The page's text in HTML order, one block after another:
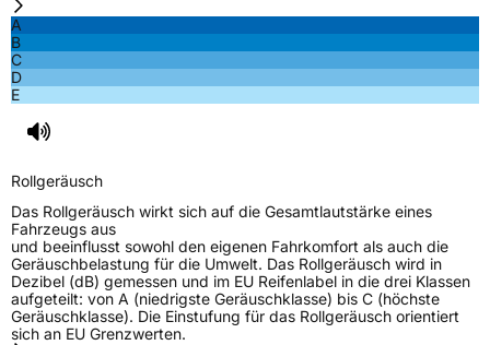
A
B
C
D
E
Rollgeräusch
Das Rollgeräusch wirkt sich auf die Gesamtlautstärke eines
Fahrzeugs aus
und beeinflusst sowohl den eigenen Fahrkomfort als auch die
Geräuschbelastung für die Umwelt. Das Rollgeräusch wird in
Dezibel (dB) gemessen und im EU Reifenlabel in die drei Klassen
aufgeteilt: von A (niedrigste Geräuschklasse) bis C (höchste
Geräuschklasse). Die Einstufung für das Rollgeräusch orientiert
sich an EU Grenzwerten.